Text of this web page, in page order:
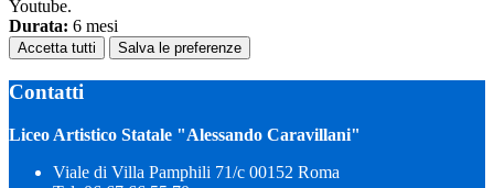
Youtube.
Durata: 6 mesi
Accetta tutti Salva le preferenze
Contatti
Liceo Artistico Statale "Alessando Caravillani"
Viale di Villa Pamphili 71/c 00152 Roma